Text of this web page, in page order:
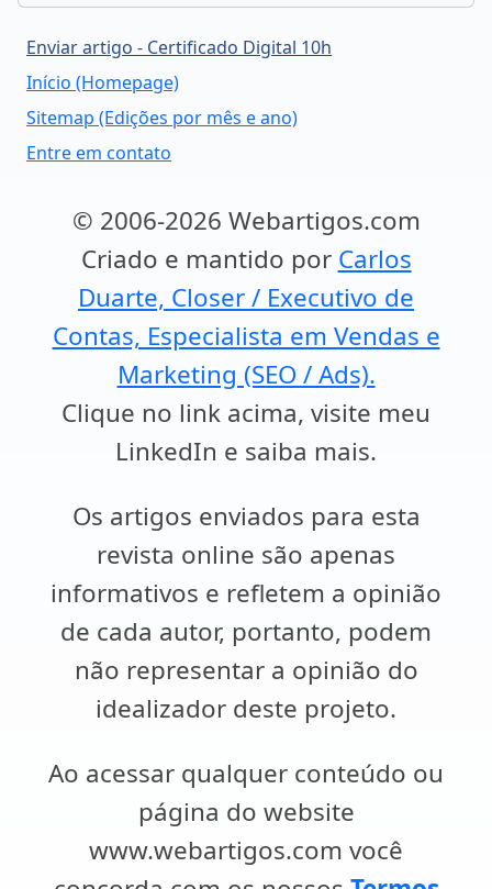
Enviar artigo - Certificado Digital 10h
Início (Homepage)
Sitemap (Edições por mês e ano)
Entre em contato
© 2006-2026 Webartigos.com
Criado e mantido por Carlos
Duarte, Closer / Executivo de
Contas, Especialista em Vendas e
Marketing (SEO / Ads).
Clique no link acima, visite meu
LinkedIn e saiba mais.
Os artigos enviados para esta
revista online são apenas
informativos e refletem a opinião
de cada autor, portanto, podem
não representar a opinião do
idealizador deste projeto.
Ao acessar qualquer conteúdo ou
página do website
www.webartigos.com você